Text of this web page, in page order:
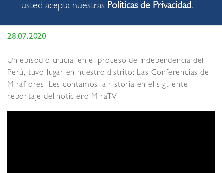
Perú
28.07.2020
Un episodio crucial en el proceso de Independencia del
Perú, tuvo lugar en nuestro distrito: Las Conferencias de
Miraflores. Les contamos la historia en el siguiente
reportaje del noticiero MiraTV
usted acepta nuestras Politicas de Privacidad.